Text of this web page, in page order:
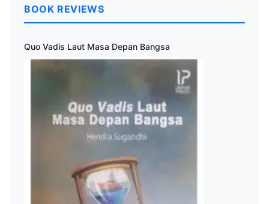
BOOK REVIEWS
Quo Vadis Laut Masa Depan Bangsa